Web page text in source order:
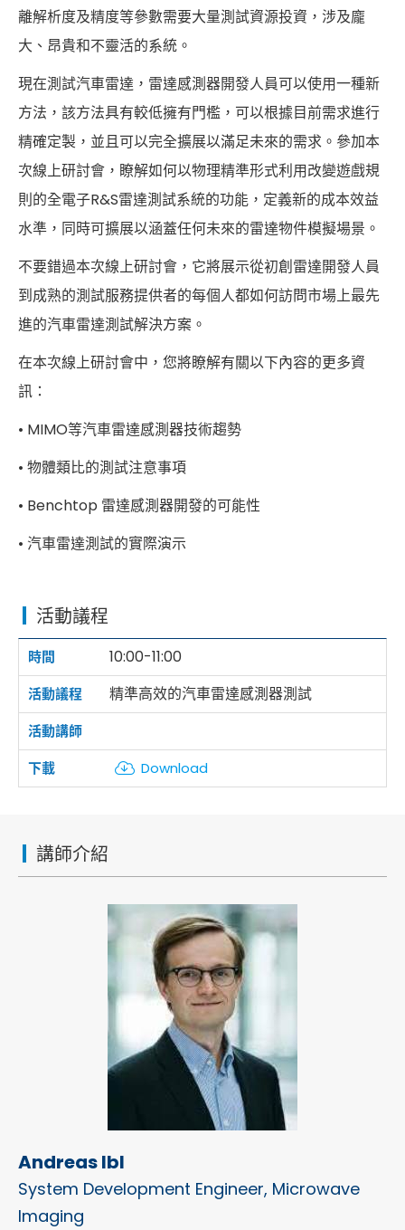
離解析度及精度等參數需要大量測試資源投資，涉及龐
大、昂貴和不靈活的系統。
現在測試汽車雷達，雷達感測器開發人員可以使用一種新
方法，該方法具有較低擁有門檻，可以根據目前需求進行
精確定製，並且可以完全擴展以滿足未來的需求。參加本
次線上研討會，瞭解如何以物理精準形式利用改變遊戲規
則的全電子R&S雷達測試系統的功能，定義新的成本效益
水準，同時可擴展以涵蓋任何未來的雷達物件模擬場景。
不要錯過本次線上研討會，它將展示從初創雷達開發人員
到成熟的測試服務提供者的每個人都如何訪問市場上最先
進的汽車雷達測試解決方案。
在本次線上研討會中，您將瞭解有關以下內容的更多資
訊：
• MIMO等汽車雷達感測器技術趨勢
• 物體類比的測試注意事項
• Benchtop 雷達感測器開發的可能性
• 汽車雷達測試的實際演示
活動議程
10:00-11:00
精準高效的汽車雷達感測器測試
Download
講師介紹
Andreas Ibl
System Development Engineer, Microwave
Imaging